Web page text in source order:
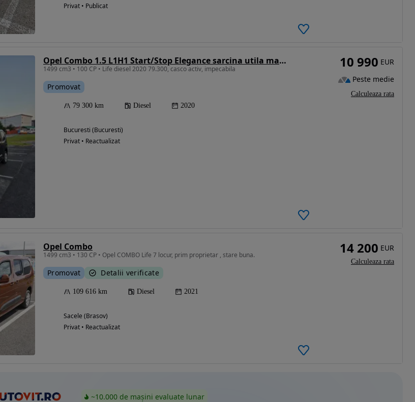
Eligibil pentru
Privat • Publicat
Opel Combo 1.5 L1H1 Start/Stop Elegance sarcina utila marita
1499 cm3 • 100 CP • Life diesel 2020 79.300, casco activ, impecabila
Promovat
79 300 km Diesel 2020
Bucuresti (Bucuresti)
Privat • Reactualizat
10 990 EUR
Peste medie
Calculeaza rata
Opel Combo
1499 cm3 • 130 CP • Opel COMBO Life 7 locur, prim proprietar , stare buna.
Promovat Detalii verificate
109 616 km Diesel 2021
Sacele (Brasov)
Privat • Reactualizat
14 200 EUR
Calculeaza rata
~10.000 de mașini evaluate lunar